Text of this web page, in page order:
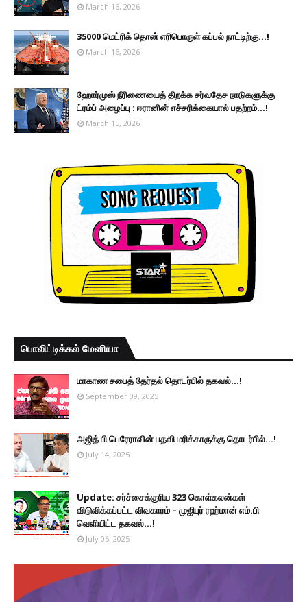
March 16, 2026
35000 மெட்ரிக் தொன் எரிபொருள் கப்பல் நாட்டிற்கு...!
March 16, 2026
ஹோர்முஸ் நீரிணையைத் திறக்க சர்வதேச நாடுகளுக்கு
ட்ரம்ப் அழைப்பு : ஈரானின் எச்சரிக்கையால் பதற்றம்...!
March 15, 2026
பொலிட்டிக்கல் மேனியா
மாகாண சபைத் தேர்தல் தொடர்பில் தகவல்...!
September 09, 2025
அஜித் பி பெரேராவின் பதவி மரிக்காருக்கு தொடர்பில்...!
July 14, 2025
Update: சர்ச்சைக்குரிய 323 கொள்கலன்கள்
விடுவிக்கப்பட்ட விவகாரம் – முஜிபுர் ரஹ்மான் எம்.பி
வெளியிட்ட தகவல்...!
July 06, 2025